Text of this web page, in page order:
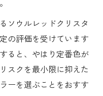
ソウルレッドクリスタ
の評価を受けています
ると、やはり定番色が
スクを最小限に抑えた
ーを選ぶことをおすす